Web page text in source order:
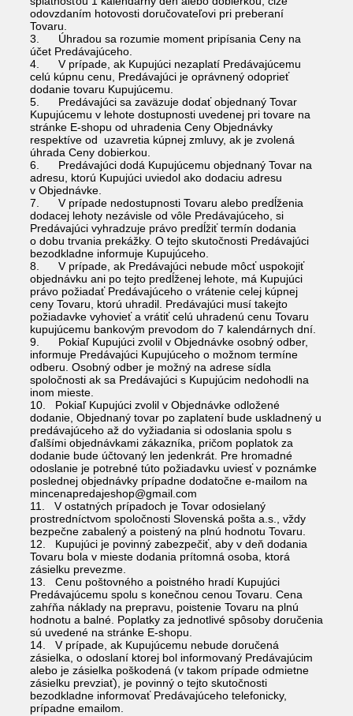
odovzdaním hotovosti doručovateľovi pri preberaní
Tovaru.
3. Úhradou sa rozumie moment pripísania Ceny na
účet Predávajúceho.
4. V prípade, ak Kupujúci nezaplatí Predávajúcemu
celú kúpnu cenu, Predávajúci je oprávnený odoprieť
dodanie tovaru Kupujúcemu.
5. Predávajúci sa zaväzuje dodať objednaný Tovar
Kupujúcemu v lehote dostupnosti uvedenej pri tovare na
stránke E-shopu od uhradenia Ceny Objednávky
respektíve od uzavretia kúpnej zmluvy, ak je zvolená
úhrada Ceny dobierkou.
6. Predávajúci dodá Kupujúcemu objednaný Tovar na
adresu, ktorú Kupujúci uviedol ako dodaciu adresu
v Objednávke.
7. V prípade nedostupnosti Tovaru alebo predĺženia
dodacej lehoty nezávisle od vôle Predávajúceho, si
Predávajúci vyhradzuje právo predĺžiť termín dodania
o dobu trvania prekážky. O tejto skutočnosti Predávajúci
bezodkladne informuje Kupujúceho.
8. V prípade, ak Predávajúci nebude môcť uspokojiť
objednávku ani po tejto predĺženej lehote, má Kupujúci
právo požiadať Predávajúceho o vrátenie celej kúpnej
ceny Tovaru, ktorú uhradil. Predávajúci musí takejto
požiadavke vyhovieť a vrátiť celú uhradenú cenu Tovaru
kupujúcemu bankovým prevodom do 7 kalendárnych dní.
9. Pokiaľ Kupujúci zvolil v Objednávke osobný odber,
informuje Predávajúci Kupujúceho o možnom termíne
odberu. Osobný odber je možný na adrese sídla
spoločnosti ak sa Predávajúci s Kupujúcim nedohodli na
inom mieste.
10. Pokiaľ Kupujúci zvolil v Objednávke odložené
dodanie, Objednaný tovar po zaplatení bude uskladnený u
predávajúceho až do vyžiadania si odoslania spolu s
ďalšími objednávkami zákazníka, pričom poplatok za
dodanie bude účtovaný len jedenkrát. Pre hromadné
odoslanie je potrebné túto požiadavku uviesť v poznámke
poslednej objednávky prípadne dodatočne e-mailom na
mincenapredajeshop@gmail.com
11. V ostatných prípadoch je Tovar odosielaný
prostredníctvom spoločnosti Slovenská pošta a.s., vždy
bezpečne zabalený a poistený na plnú hodnotu Tovaru.
12. Kupujúci je povinný zabezpečiť, aby v deň dodania
Tovaru bola v mieste dodania prítomná osoba, ktorá
zásielku prevezme.
13. Cenu poštovného a poistného hradí Kupujúci
Predávajúcemu spolu s konečnou cenou Tovaru. Cena
zahŕňa náklady na prepravu, poistenie Tovaru na plnú
hodnotu a balné. Poplatky za jednotlivé spôsoby doručenia
sú uvedené na stránke E-shopu.
14. V prípade, ak Kupujúcemu nebude doručená
zásielka, o odoslaní ktorej bol informovaný Predávajúcim
alebo je zásielka poškodená (v takom prípade odmietne
zásielku prevziať), je povinný o tejto skutočnosti
bezodkladne informovať Predávajúceho telefonicky,
prípadne emailom.